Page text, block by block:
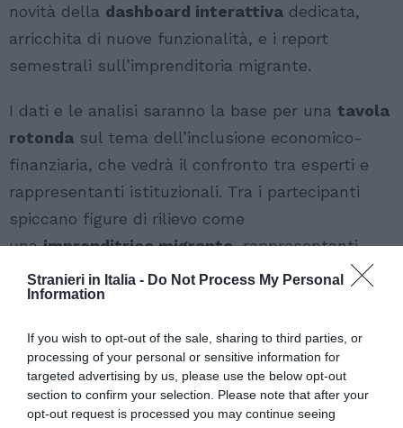
Stranieri in Italia - Do Not Process My Personal
Information
If you wish to opt-out of the sale, sharing to third parties, or
processing of your personal or sensitive information for
targeted advertising by us, please use the below opt-out
section to confirm your selection. Please note that after your
opt-out request is processed you may continue seeing
novità della dashboard interattiva dedicata,
arricchita di nuove funzionalità, e i report
semestrali sull’imprenditoria migrante.
I dati e le analisi saranno la base per una tavola
rotonda sul tema dell’inclusione economico-
finanziaria, che vedrà il confronto tra esperti e
rappresentanti istituzionali. Tra i partecipanti
spiccano figure di rilievo come
unaimprenditrice migrante, rappresentanti
Banca d’Italia ,Associazione Bancaria
Italiana,PerMicro
redazione romana diItaliaOggi. Questo incontro
rappresenta un’importante occasione per
mettere in luce i progressi e le opportunità